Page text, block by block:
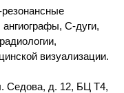
С-дуги,
визуализации.
Седова, д. 12, БЦ Т4,